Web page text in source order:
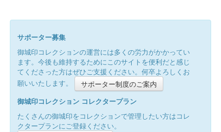
サポーター募集
御城印コレクションの運営には多くの労力がかかってい
ます。今後も維持するためにこのサイトを便利だと感じ
てくださった方はぜひご支援ください。何卒よろしくお
願いいたします。
サポーター制度のご案内
御城印コレクション コレクタープラン
たくさんの御城印をコレクションで管理したい方はコレ
クタープランにご登録ください。